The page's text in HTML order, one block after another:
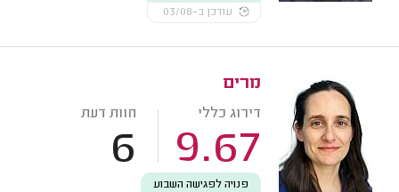
עודכן ב-03/08
מרים
דירוג כללי
9.67
חוות דעת
6
פנויה לפגישה השבוע